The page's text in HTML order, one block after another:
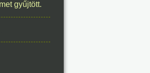
gyűjtött.